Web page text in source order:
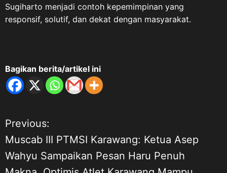
Sugiharto menjadi contoh kepemimpinan yang
responsif, solutif, dan dekat dengan masyarakat.
Bagikan berita/artikel ini
N
a
Previous:
Muscab III PTMSI Karawang: Ketua Asep
Wahyu Sampaikan Pesan Haru Penuh